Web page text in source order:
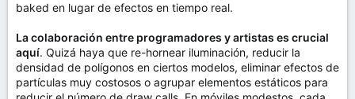
baked en lugar de efectos en tiempo real.
La colaboración entre programadores y artistas es crucial
aquí. Quizá haya que re-hornear iluminación, reducir la
densidad de polígonos en ciertos modelos, eliminar efectos de
partículas muy costosos o agrupar elementos estáticos para